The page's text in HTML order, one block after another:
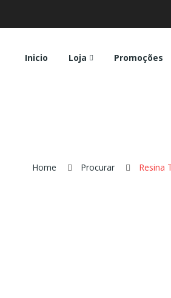
Inicio Loja Promoções
Home Procurar Resina